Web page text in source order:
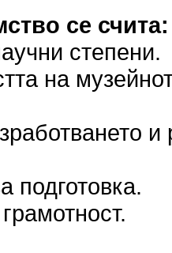
се счита:
степени.
на
подготовка.